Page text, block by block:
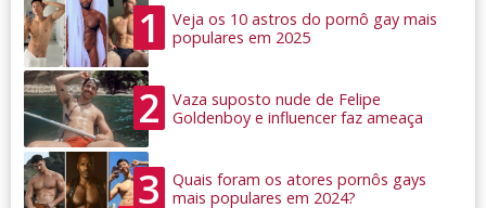
1
Veja os 10 astros do pornô gay mais
populares em 2025
2
Vaza suposto nude de Felipe
Goldenboy e influencer faz ameaça
3
Quais foram os atores pornôs gays
mais populares em 2024?